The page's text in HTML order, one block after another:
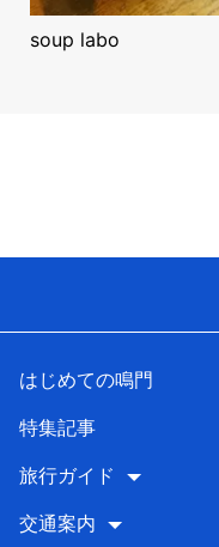
soup labo
はじめての鳴門
特集記事
旅行ガイド
交通案内